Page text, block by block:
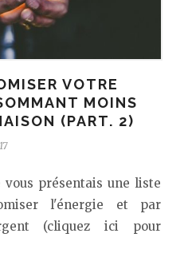
VOTRE
MOINS
(PART. 2)
présentais une liste
l'énergie et par
(cliquez ici pour